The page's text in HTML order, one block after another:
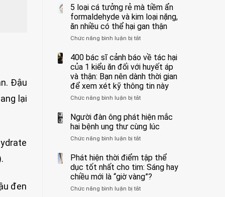
Đậu
lại
đen
“Xoắn
900
độ,
không
kịp
4
nhóm
người
được
bác
cảnh
báo
“ĐỪNG
GẮNG
SỨC!”
miệng:
Bác
Bệnh
viện
đồng
1
ra
cảnh
báo
người
Việt
đang
uống
cà
theo
3
kiểu
“hại
thân”
mà
biết
5 loại cá tưởng rẻ mà tiềm ẩn
formaldehyde và kim loại nặng,
ăn nhiều có thể hại gan thận
Chức năng bình luận bị tắtở
loại
cá
tưởng
rẻ
mà
tiềm
formaldehyde
kim
loại
ăn
nhiều
có
thể
hại
400 bác sĩ cảnh báo về tác hại
của 1 kiểu ăn đối với huyết áp
và thận: Bạn nên dành thời gian
để xem xét kỹ thông tin này
Chức năng bình luận bị tắtở
bác
cảnh
báo
tác
hại
của
1
kiểu
Người đàn ông phát hiện mắc
hai bệnh ung thư cùng lúc
Chức năng bình luận bị tắtở
đàn
ông
phát
hiện
mắc
Phát hiện thời điểm tập thể
dục tốt nhất cho tim: Sáng hay
chiều mới là “giờ vàng”?
Chức năng bình luận bị tắtở